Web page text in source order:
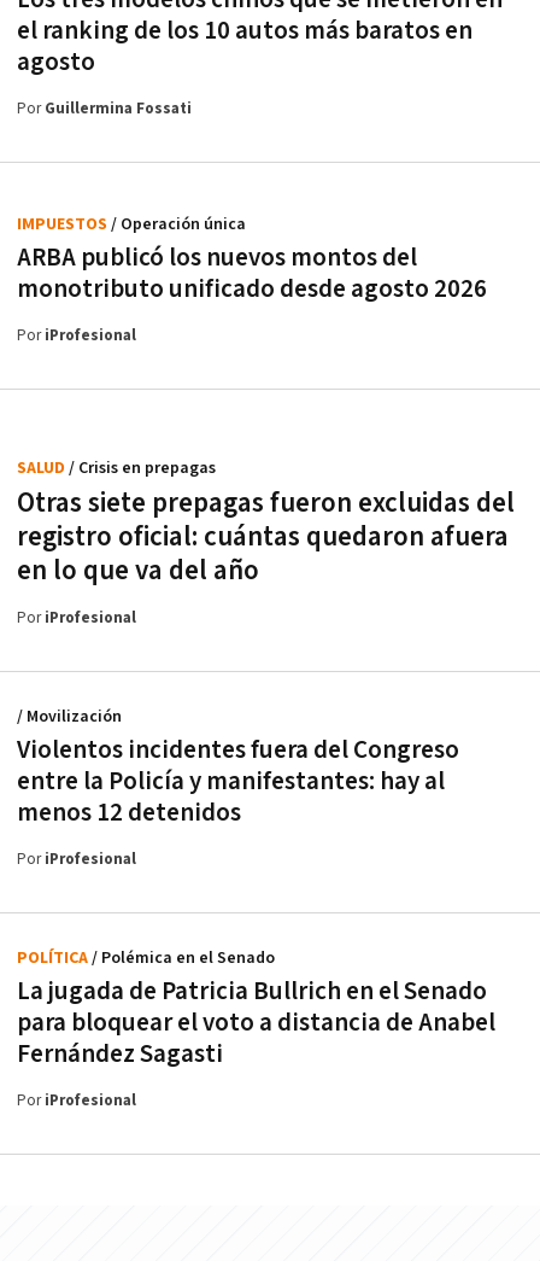
el ranking de los 10 autos más baratos en
agosto
PorGuillermina Fossati
ARBA publicó los nuevos montos del
monotributo unificado desde agosto 2026
IMPUESTOS / Operación única
PoriProfesional
Otras siete prepagas fueron excluidas del
registro oficial: cuántas quedaron afuera
en lo que va del año
SALUD / Crisis en prepagas
PoriProfesional
Violentos incidentes fuera del Congreso
entre la Policía y manifestantes: hay al
menos 12 detenidos
/ Movilización
PoriProfesional
La jugada de Patricia Bullrich en el Senado
para bloquear el voto a distancia de Anabel
Fernández Sagasti
POLÍTICA/ Polémica en el Senado
PoriProfesional